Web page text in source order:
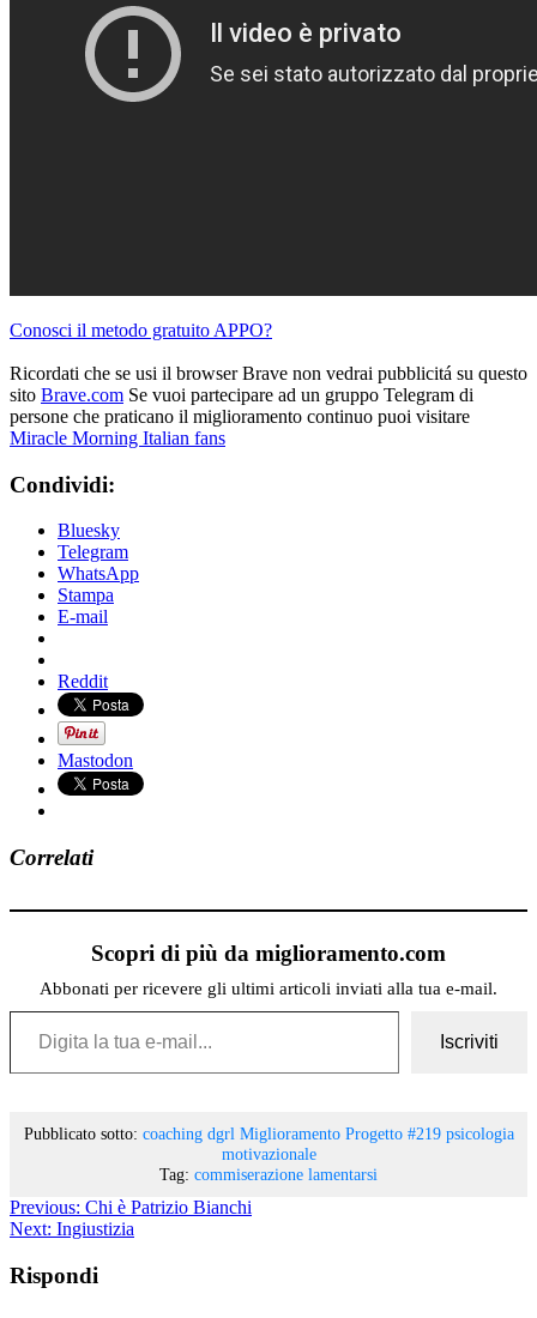
Conosci il metodo gratuito APPO?
Ricordati che se usi il browser Brave non vedrai pubblicitá su questo
sito Brave.com Se vuoi partecipare ad un gruppo Telegram di
persone che praticano il miglioramento continuo puoi visitare
Miracle Morning Italian fans
Condividi:
Bluesky
Telegram
WhatsApp
Stampa
E-mail
Reddit
Mastodon
Correlati
Scopri di più da miglioramento.com
Abbonati per ricevere gli ultimi articoli inviati alla tua e-mail.
Digita la tua e-mail...
Iscriviti
Pubblicato sotto: coaching dgrl Miglioramento Progetto #219 psicologia
motivazionale
Tag: commiserazione lamentarsi
Previous: Chi è Patrizio Bianchi
Next: Ingiustizia
Rispondi